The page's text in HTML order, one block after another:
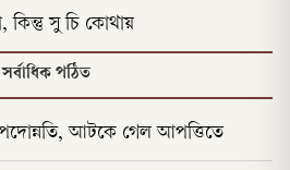
কিন্তু সু চি কোথায়
সর্বাধিক পঠিত
পদোন্নতি, আটকে গেল আপত্তিতে